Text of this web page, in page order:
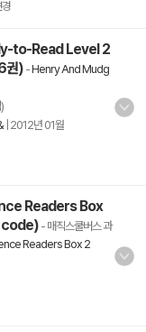
경
to-Read Level 2
권) -Henry And Mudg
| 2012년 01월
Readers Box
code)- 매직스쿨버스 과
Readers Box 2